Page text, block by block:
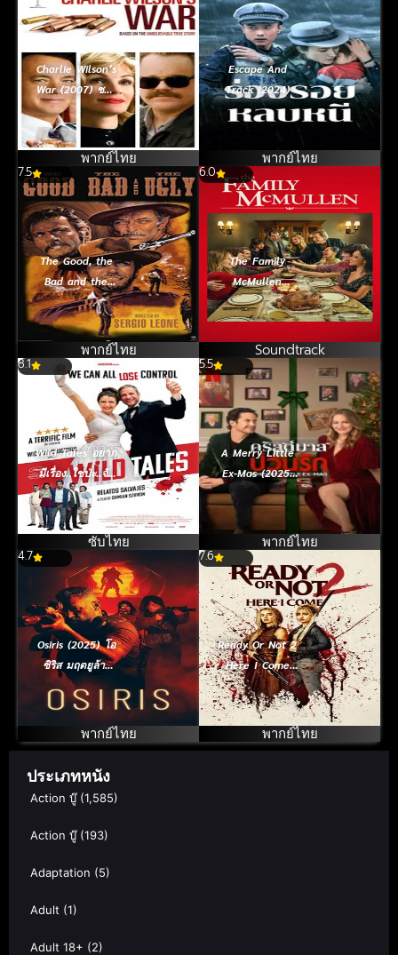
Charlie Wilson’s
War (2007) ชาร์
ลี วิลสัน คนกล้า
แผนการณ์พลิก
โลกพากย์ไทย
Escape And
Track (2024)
พากย์ไทย
7.5
The Good, the
Bad and the
Ugly (1996)
มือปืนเพชรตัด
พากย์ไทย
6.0
The Family
McMullen
(2025) ครอบครัว
แม็คมัลเลน: สาน
ใยรัก ที่พักใจ
Soundtrack
8.1
Wild Tales อยาก
มีเรื่อง..ใช่ป่ะ..จัด
ให้ (2014) ซับ
ไทย
ซับไทย
5.5
A Merry Little
Ex-Mas (2025)
คริสต์มาสป่วนรัก
พากย์ไทย
4.7
Osiris (2025) โอ
ซิริส มฤตยูล้าง
พันธุ์มนุษย์
พากย์ไทย
7.6
Ready Or Not 2
Here I Come
เกมพร้อมตาย 2
(2026)
พากย์ไทย
ประเภทหนัง
Action บู๊(1,585)
Action บู๊(193)
Adaptation (5)
Adult (1)
Adult 18+ (2)